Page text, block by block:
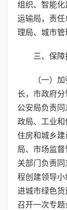
组织、智能
运输局，责
理局、城市管
三、保障
（一）
长，市政府分
公安局负责
政局、工业和
住房和城乡
局、市场监
关部门负责
程创建领导
进城市绿色
召开一次专